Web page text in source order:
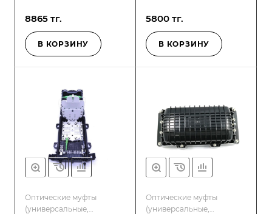
8865 тг.
В КОРЗИНУ
5800 тг.
В КОРЗИНУ
Оптические муфты
(универсальные,
Оптические муфты
(универсальные,